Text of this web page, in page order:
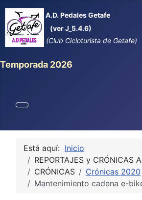
A.D. Pedales Getafe
(ver J_5.4.6)
(Club Cicloturista de Getafe)
Temporada 2026
Está aquí: Inicio
REPORTAJES y CRÓNICAS
CRÓNICAS
Crónicas 2020
Mantenimiento cadena e-